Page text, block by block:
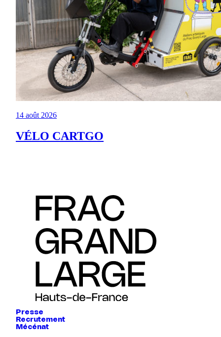
14 août 2026
VÉLO CARTGO
Presse
Recrutement
Mécénat